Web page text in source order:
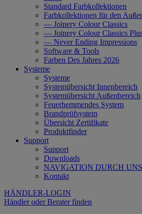
Standard Farbkollektionen
Farbkollektionen für den
— Joinery Colour Classics
— Joinery Colour Classics
— Never Ending Impressions
Software & Tools
Farben Des Jahres 2026
Systeme
Systeme
Systemübersicht Innenbereich
Systemübersicht Außenbereich
Feuerhemmendes System
Brandprüfsystem
Übersicht Zertifikate
Produktfinder
Support
Support
Downloads
NAVIGATION DURCH
Kontakt
HÄNDLER-LOGIN
Händler oder Berater finden